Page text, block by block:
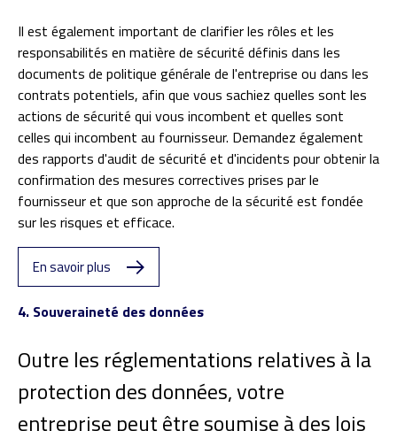
Il est également important de clarifier les rôles et les
responsabilités en matière de sécurité définis dans les
documents de politique générale de l'entreprise ou dans les
contrats potentiels, afin que vous sachiez quelles sont les
actions de sécurité qui vous incombent et quelles sont
celles qui incombent au fournisseur. Demandez également
des rapports d'audit de sécurité et d'incidents pour obtenir la
confirmation des mesures correctives prises par le
fournisseur et que son approche de la sécurité est fondée
sur les risques et efficace.
En savoir plus
4. Souveraineté des données
Outre les réglementations relatives à la
protection des données, votre
entreprise peut être soumise à des lois